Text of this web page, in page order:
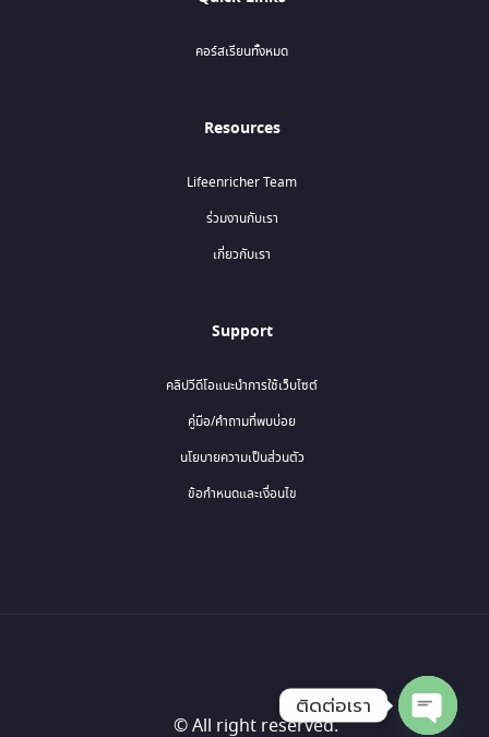
คอร์สเรียนทั้งหมด
Resources
Lifeenricher Team
ร่วมงานกับเรา
เกี่ยวกับเรา
Support
คลิปวีดีโอแนะนำการใช้เว็บไซต์
คู่มือ/คำถามที่พบบ่อย
นโยบายความเป็นส่วนตัว
ข้อกำหนดและเงื่อนไข
© All right reserved.
ติดต่อเรา